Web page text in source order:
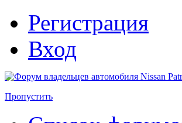
Регистрация
Вход
Пропустить